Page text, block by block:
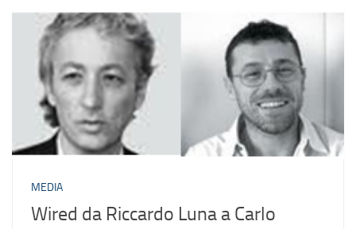
MEDIA
Wired da Riccardo Luna a Carlo